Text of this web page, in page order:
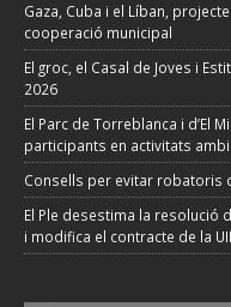
Gaza, Cuba i el Líban,
cooperació municipal
El groc, el Casal de Joves i
2026
El Parc de Torreblanca i d’El
participants en activitats
Consells per evitar robatoris
El Ple desestima la resolució
i modifica el contracte de la